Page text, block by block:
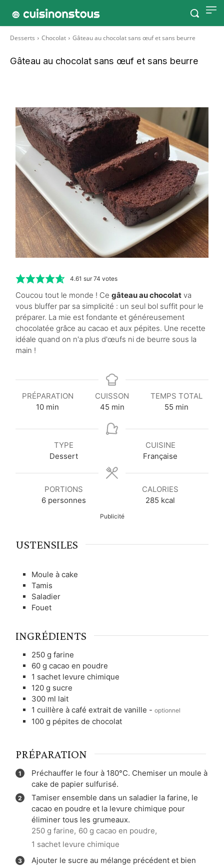
Desserts Chocolat Gâteau au chocolat sans œuf et sans beurre
Gâteau au chocolat sans œuf et sans beurre
4.61 sur74 votes
Coucou tout le monde ! Ce gâteau au chocolat va
vous bluffer par sa simplicité : un seul bol suffit pour le
préparer. La mie est fondante et généreusement
chocolatée grâce au cacao et aux pépites. Une recette
idéale quand on n'a plus d'œufs ni de beurre sous la
main !
PRÉPARATION
10m
n
s
min
CUISSON
45m
n
s
min
TEMPS TOTAL
55m
n
t
e
s
min
TYPE
Dessert
CUISINE
Française
PORTIONS
6 personnes
CALORIES
285 kcal
Publicité
USTENSILES
Moule à cake
Tamis
Saladier
Fouet
INGRÉDIENTS
250 g farine
60 g cacao en poudre
1 sachet levure chimique
120 g sucre
300 ml lait
1 cuillère à café extrait de vanille - optionnel
100 g pépites de chocolat
PRÉPARATION
Préchauffer le four à 180°C. Chemiser un moule à
cake de papier sulfurisé.
Tamiser ensemble dans un saladier la farine, le
cacao en poudre et la levure chimique pour
éliminer tous les grumeaux.
250 g farine, 60 g cacao en poudre,
1 sachet levure chimique
Ajouter le sucre au mélange précédent et bien